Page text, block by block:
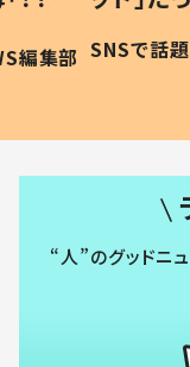
編集部
作り続
#令和の子
SNSで話題
“人”のグッドニ